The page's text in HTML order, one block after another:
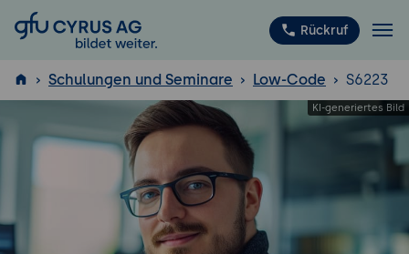
GFU Cyrus AG Rückruf
ISTQB
Schulungen und Seminare Low-Code S6223